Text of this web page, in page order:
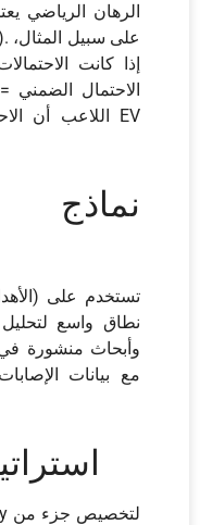
الرهان الرياضي
نماذج
نطاق واسع